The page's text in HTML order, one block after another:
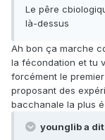
Le pêre
là-dessus
Ah bon ça marche
la fécondation et tu
forcément le
proposant des
bacchanale la plus
younglib a dit